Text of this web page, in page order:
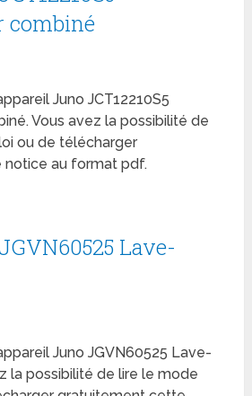
combiné
Juno JCT12210S5
Vous avez la possibilité de
ou de télécharger
au format pdf.
Lave-
Juno JGVN60525 Lave-
la possibilité de lire le mode